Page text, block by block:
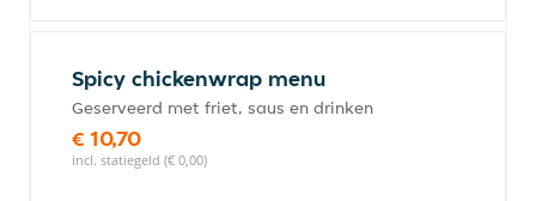
Spicy chickenwrap menu
Geserveerd met friet, saus en drinken
€ 10,70
incl. statiegeld (€ 0,00)